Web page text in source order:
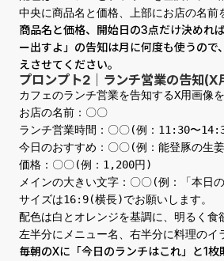
中央に商品名と価格、上部にお店の名前
商品名と価格、開始日の3点だけ決めれ
ー出すよ」の告知は月に何度も使うので
えさせてください。
プロンプト2｜ランチ営業の告知(X
カフェのランチ営業を告知するX用画像
お店の名前：〇〇
ランチ営業時間：〇〇(例：11:30〜
今日のおすすめ：〇〇(例：能登豚の生
価格：〇〇(例：1,200円)
メインの大きい文字：〇〇(例：「本日
サイズは16:9(横長)でお願いします。
配色は白とオレンジを基調に、明るく食
左半分にメニュー名、右半分に料理の
毎朝のXに「今日のランチはこれ」と1枚